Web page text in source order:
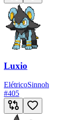
Luxio
ElétricoSinnoh
#405